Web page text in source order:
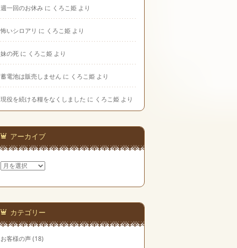
週一回のお休み に くろこ姫 より
怖いシロアリ に くろこ姫 より
妹の死 に くろこ姫 より
蓄電池は販売しません に くろこ姫 より
現役を続ける糧をなくしました に くろこ姫 より
アーカイブ
ア
ー
イ
カテゴリー
お客様の声(18)